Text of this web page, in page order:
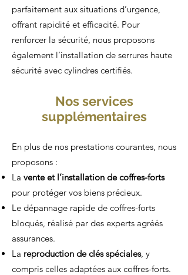
parfaitement aux situations d’urgence,
offrant rapidité et efficacité. Pour
renforcer la sécurité, nous proposons
également l’installation de serrures haute
sécurité avec cylindres certifiés.
Nos services
supplémentaires
En plus de nos prestations courantes, nous
proposons :
La vente et l’installation de coffres-forts
pour protéger vos biens précieux.
Le dépannage rapide de coffres-forts
bloqués, réalisé par des experts agréés
assurances.
La reproduction de clés spéciales, y
compris celles adaptées aux coffres-forts.